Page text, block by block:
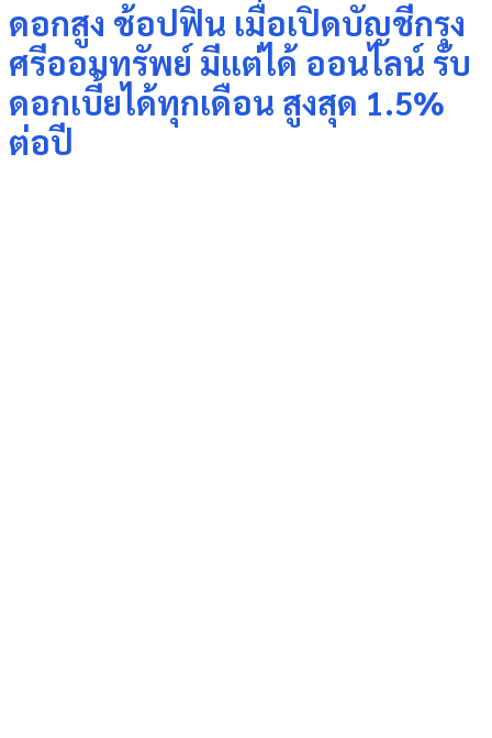
ดอกสูง ช้อปฟิน เมื่อเปิดบัญชีกรุง
ศรีออมทรัพย์ มีแต่ได้ ออนไลน์ รับ
ดอกเบี้ยได้ทุกเดือน สูงสุด 1.5%
ต่อปี